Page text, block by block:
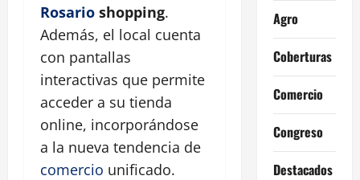
Rosario shopping.
Además, el local cuenta
con pantallas
interactivas que permite
acceder a su tienda
online, incorporándose
a la nueva tendencia de
comercio unificado.
Agro
Coberturas
Comercio
Congreso
Destacados